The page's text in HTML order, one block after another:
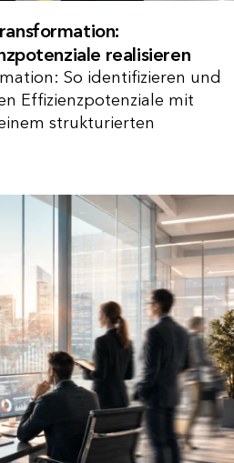
realisieren
So identifizieren und
Effizienzpotenziale mit
strukturierten